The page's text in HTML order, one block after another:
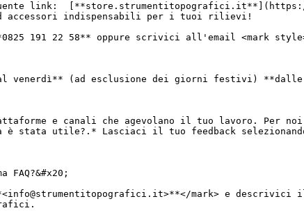
link:
accessori indispensabili per i tuoi rilievi!
191 22 58** oppure scrivici all'email <mark
venerdì** (ad esclusione dei giorni festivi)
e canali che agevolano il tuo lavoro.
è stata utile?.* Lasciaci il tuo feedback
mark> e